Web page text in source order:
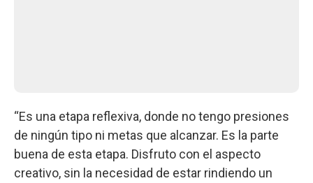
“Es una etapa reflexiva, donde no tengo presiones
de ningún tipo ni metas que alcanzar. Es la parte
buena de esta etapa. Disfruto con el aspecto
creativo, sin la necesidad de estar rindiendo un